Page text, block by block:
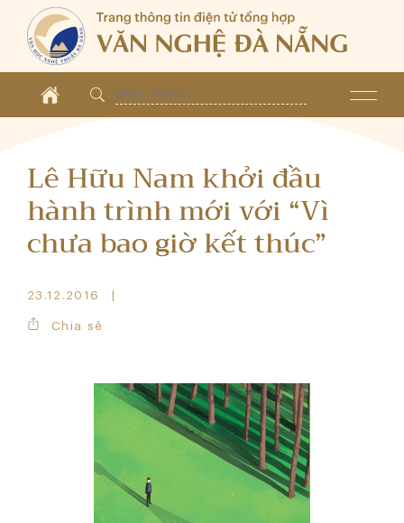
Lê Hữu Nam khởi đầu
hành trình mới với “Vì
chưa bao giờ kết thúc”
23.12.2016
Chia sẻ